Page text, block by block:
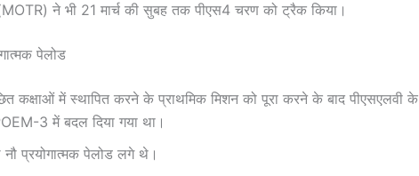
ने भी 21 मार्च की सुबह तक पीएस4 चरण को ट्रैक किया।
पेलोड
कक्षाओं में स्थापित करने के प्राथमिक मिशन को पूरा करने के बाद पीएसएलवी के
3 में बदल दिया गया था।
प्रयोगात्मक पेलोड लगे थे।